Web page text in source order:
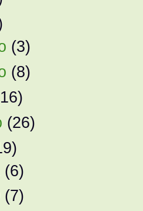
(3)
(8)
(26)
(6)
(7)